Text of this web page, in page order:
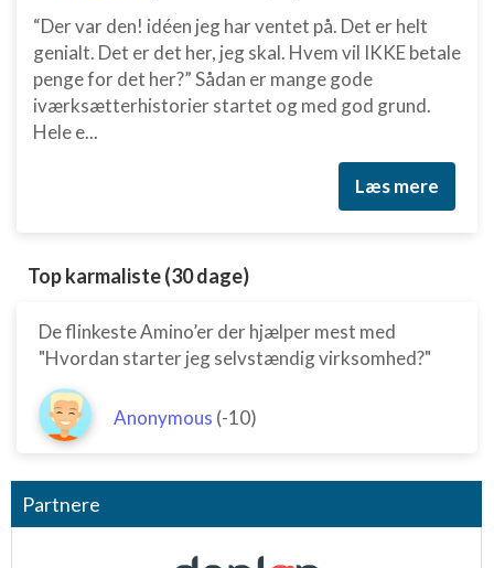
“Der var den! idéen jeg har ventet på. Det er helt
genialt. Det er det her, jeg skal. Hvem vil IKKE betale
penge for det her?” Sådan er mange gode
iværksætterhistorier startet og med god grund.
Hele e...
Læs mere
Top karmaliste (30 dage)
De flinkeste Amino’er der hjælper mest med
"Hvordan starter jeg selvstændig virksomhed?"
Anonymous (-10)
Partnere